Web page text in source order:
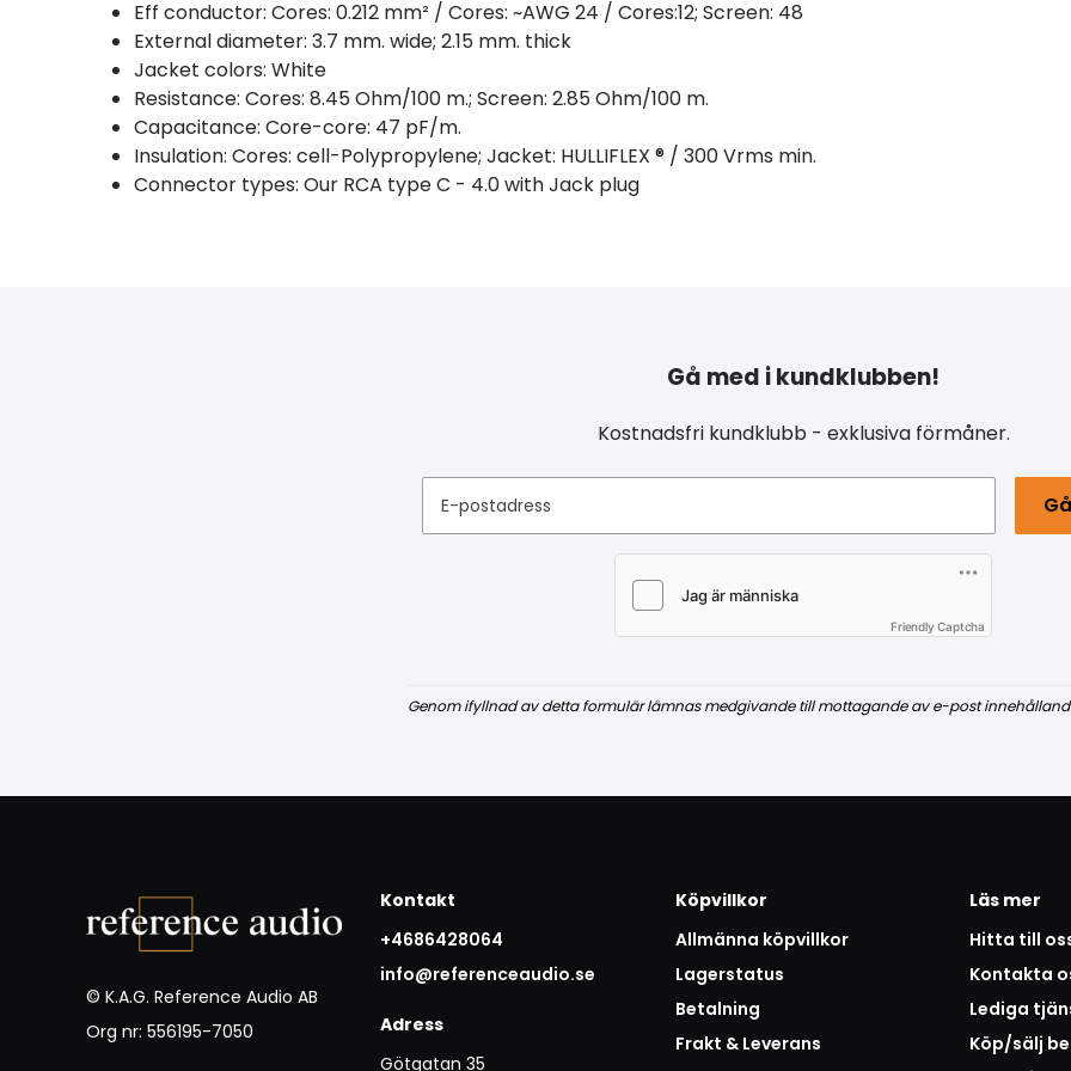
Eff conductor: Cores: 0.212 mm² / Cores: ~AWG 24 / Cores:12; Screen: 48
External diameter: 3.7 mm. wide; 2.15 mm. thick
Jacket colors: White
Resistance: Cores: 8.45 Ohm/100 m.; Screen: 2.85 Ohm/100 m.
Capacitance: Core-core: 47 pF/m.
Insulation: Cores: cell-Polypropylene; Jacket: HULLIFLEX ® / 300 Vrms min.
Connector types: Our RCA type C - 4.0 with Jack plug
Gå med i kundklubben!
Kostnadsfri kundklubb - exklusiva förmåner.
E-postadress
Friendly Captcha
Genom ifyllnad av detta formulär lämnas medgivande till mottagande av e-post
© K.A.G. Reference Audio AB
Org nr: 556195-7050
Kontakt
+4686428064
info@referenceaudio.se
Adress
Götgatan 35
Köpvillkor
Allmänna köpvillkor
Lagerstatus
Betalning
Frakt & Leverans
Läs mer
Hitta till
Kontakta
Lediga
Köp/sälj